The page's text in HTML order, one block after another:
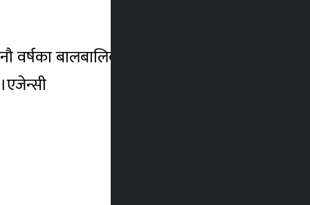
बालबालिका, ५८ प्रतिशत १० वर्षका र